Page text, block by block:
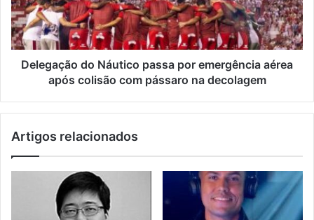
Delegação do Náutico passa por emergência aérea
após colisão com pássaro na decolagem
Artigos relacionados